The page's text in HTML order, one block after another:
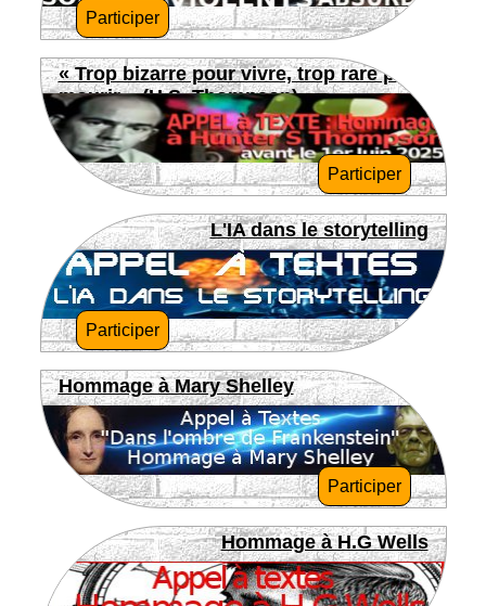
Participer
« Trop bizarre pour vivre, trop rare pour
mourir » (H.S. Thompson)
Participer
L'IA dans le storytelling
Participer
Hommage à Mary Shelley
Participer
Hommage à H.G Wells